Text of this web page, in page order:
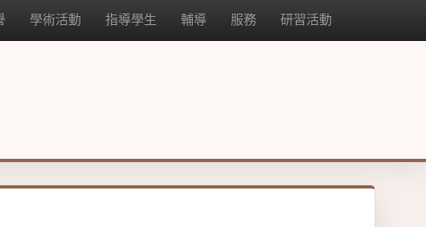
學術活動 指導學生 輔導 服務 研習活動